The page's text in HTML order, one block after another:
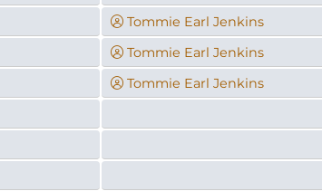
Tommie Earl Jenkins
Tommie Earl Jenkins
Tommie Earl Jenkins